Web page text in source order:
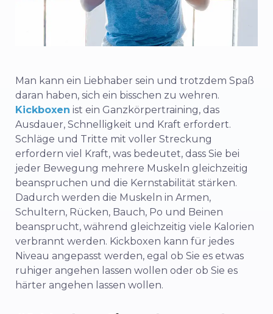
Man kann ein Liebhaber sein und trotzdem Spaß
daran haben, sich ein bisschen zu wehren.
Kickboxen ist ein Ganzkörpertraining, das
Ausdauer, Schnelligkeit und Kraft erfordert.
Schläge und Tritte mit voller Streckung
erfordern viel Kraft, was bedeutet, dass Sie bei
jeder Bewegung mehrere Muskeln gleichzeitig
beanspruchen und die Kernstabilität stärken.
Dadurch werden die Muskeln in Armen,
Schultern, Rücken, Bauch, Po und Beinen
beansprucht, während gleichzeitig viele Kalorien
verbrannt werden. Kickboxen kann für jedes
Niveau angepasst werden, egal ob Sie es etwas
ruhiger angehen lassen wollen oder ob Sie es
härter angehen lassen wollen.